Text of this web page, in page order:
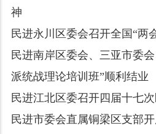
神
民进永川区委会召开全国“两
民进南岸区委会、三亚市委
派统战理论培训班”顺利结业
民进江北区委召开四届十七
民进市委会直属铜梁区支部